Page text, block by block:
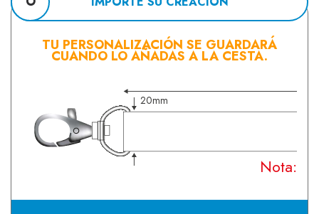
TU PERSONALIZACIÓN SE GUARDARÁ
CUANDO LO AÑADAS A LA CESTA.
20mm
Nota: